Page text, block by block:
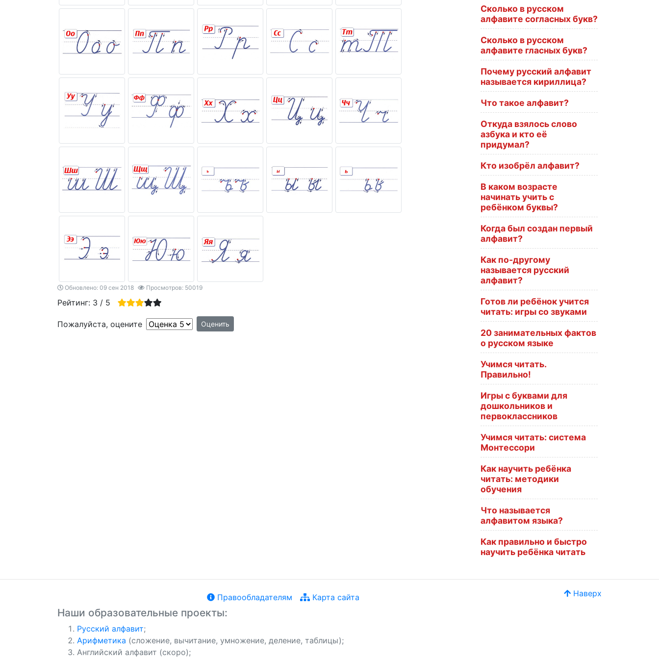
Обновлено: 09 сен 2018 Просмотров: 50019
Рейтинг: 3 / 5
Пожалуйста, оцените
Сколько в русском
алфавите согласных букв?
Сколько в русском
алфавите гласных букв?
Почему русский алфавит
называется кириллица?
Что такое алфавит?
Откуда взялось слово
азбука и кто её
придумал?
Кто изобрёл алфавит?
В каком возрасте
начинать учить с
ребёнком буквы?
Когда был создан первый
алфавит?
Как по-другому
называется русский
алфавит?
Готов ли ребёнок учится
читать: игры со звуками
20 занимательных фактов
о русском языке
Учимся читать.
Правильно!
Игры с буквами для
дошкольников и
первоклассников
Учимся читать: система
Монтессори
Как научить ребёнка
читать: методики
обучения
Что называется
алфавитом языка?
Как правильно и быстро
научить ребёнка читать
Правообладателям Карта сайта
Наши образовательные проекты:
Русский алфавит;
Арифметика (сложение, вычитание, умножение, деление, таблицы);
Английский алфавит (скоро);
Наверх